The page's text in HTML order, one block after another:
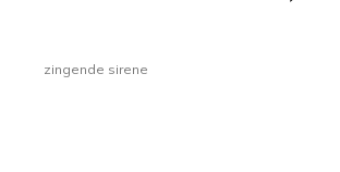
zingende sirene